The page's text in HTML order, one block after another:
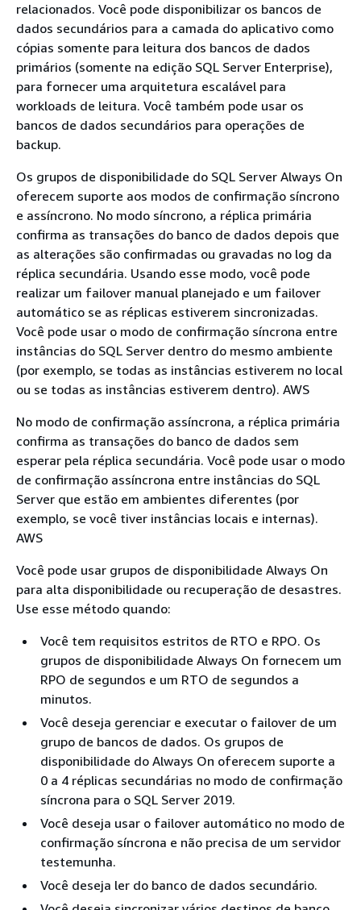
relacionados. Você pode disponibilizar os bancos de
dados secundários para a camada do aplicativo como
cópias somente para leitura dos bancos de dados
primários (somente na edição SQL Server Enterprise),
para fornecer uma arquitetura escalável para
workloads de leitura. Você também pode usar os
bancos de dados secundários para operações de
backup.
Os grupos de disponibilidade do SQL Server Always On
oferecem suporte aos modos de confirmação síncrono
e assíncrono. No modo síncrono, a réplica primária
confirma as transações do banco de dados depois que
as alterações são confirmadas ou gravadas no log da
réplica secundária. Usando esse modo, você pode
realizar um failover manual planejado e um failover
automático se as réplicas estiverem sincronizadas.
Você pode usar o modo de confirmação síncrona entre
instâncias do SQL Server dentro do mesmo ambiente
(por exemplo, se todas as instâncias estiverem no local
ou se todas as instâncias estiverem dentro). AWS
No modo de confirmação assíncrona, a réplica primária
confirma as transações do banco de dados sem
esperar pela réplica secundária. Você pode usar o modo
de confirmação assíncrona entre instâncias do SQL
Server que estão em ambientes diferentes (por
exemplo, se você tiver instâncias locais e internas).
AWS
Você pode usar grupos de disponibilidade Always On
para alta disponibilidade ou recuperação de desastres.
Use esse método quando:
Você tem requisitos estritos de RTO e RPO. Os
grupos de disponibilidade Always On fornecem um
RPO de segundos e um RTO de segundos a
minutos.
Você deseja gerenciar e executar o failover de um
grupo de bancos de dados. Os grupos de
disponibilidade do Always On oferecem suporte a
0 a 4 réplicas secundárias no modo de confirmação
síncrona para o SQL Server 2019.
Você deseja usar o failover automático no modo de
confirmação síncrona e não precisa de um servidor
testemunha.
Você deseja ler do banco de dados secundário.